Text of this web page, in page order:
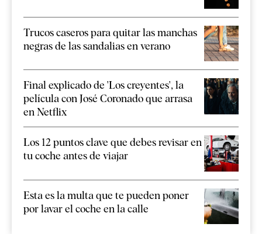
Trucos caseros para quitar las manchas
negras de las sandalias en verano
Final explicado de 'Los creyentes', la
película con José Coronado que arrasa
en Netflix
Los 12 puntos clave que debes revisar en
tu coche antes de viajar
Esta es la multa que te pueden poner
por lavar el coche en la calle